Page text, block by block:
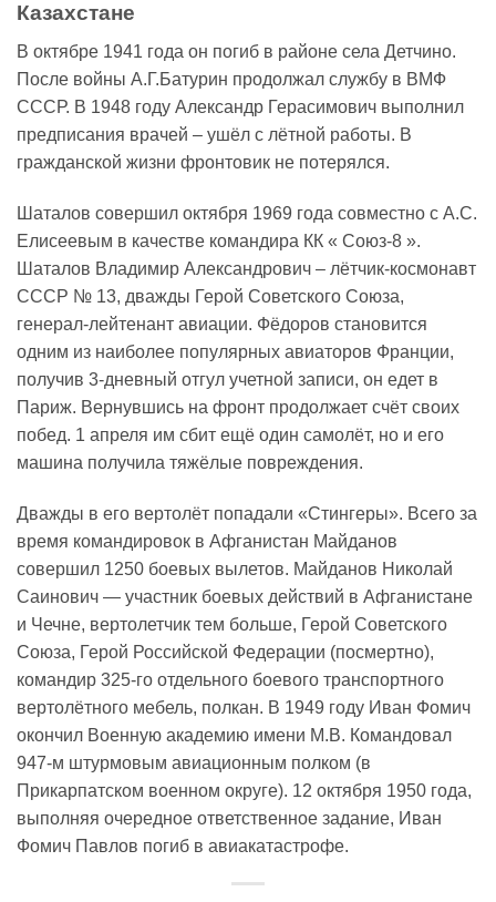
Казахстане
В октябре 1941 года он погиб в районе села Детчино.
После войны А.Г.Батурин продолжал службу в ВМФ
СССР. В 1948 году Александр Герасимович выполнил
предписания врачей – ушёл с лётной работы. В
гражданской жизни фронтовик не потерялся.
Шаталов совершил октября 1969 года совместно с А.С.
Елисеевым в качестве командира КК « Союз-8 ».
Шаталов Владимир Александрович – лётчик-космонавт
СССР № 13, дважды Герой Советского Союза,
генерал-лейтенант авиации. Фёдоров становится
одним из наиболее популярных авиаторов Франции,
получив 3-дневный отгул учетной записи, он едет в
Париж. Вернувшись на фронт продолжает счёт своих
побед. 1 апреля им сбит ещё один самолёт, но и его
машина получила тяжёлые повреждения.
Дважды в его вертолёт попадали «Стингеры». Всего за
время командировок в Афганистан Майданов
совершил 1250 боевых вылетов. Майданов Николай
Саинович — участник боевых действий в Афганистане
и Чечне, вертолетчик тем больше, Герой Советского
Союза, Герой Российской Федерации (посмертно),
командир 325-го отдельного боевого транспортного
вертолётного мебель, полкан. В 1949 году Иван Фомич
окончил Военную академию имени М.В. Командовал
947-м штурмовым авиационным полком (в
Прикарпатском военном округе). 12 октября 1950 года,
выполняя очередное ответственное задание, Иван
Фомич Павлов погиб в авиакатастрофе.